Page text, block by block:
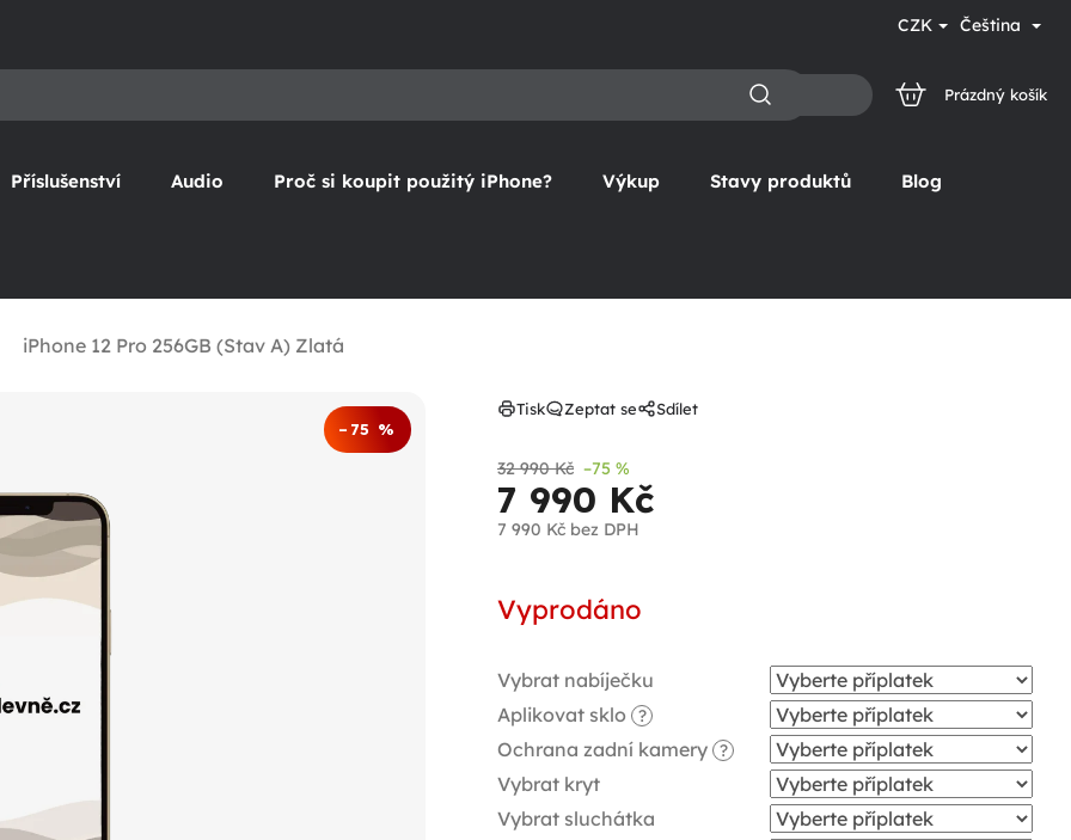
CZK Čeština
NÁKUPNÍ
Prázdný košík
Příslušenství Audio Proč si koupit použitý iPhone? Výkup Stavy produktů Blog
iPhone 12 Pro 256GB (Stav A) Zlatá
–75 %
32 990 Kč –75 %
7 990 Kč
7 990 Kč bez DPH
cena:
Vyprodáno
Vybrat nabíječku
Aplikovat sklo
?
Ochrana zadní kamery ?
Vybrat kryt
Vybrat sluchátka
Tisk Zeptat se Sdílet